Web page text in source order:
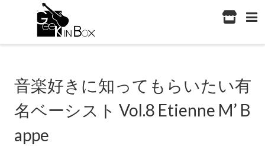
音楽好きに知ってもらいたい有
名ベーシスト Vol.8 Etienne M’ B
appe